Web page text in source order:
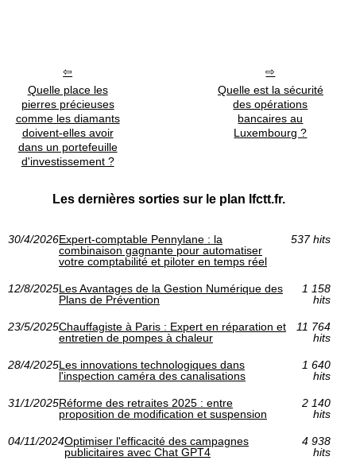
Quelle place les
pierres précieuses
comme les diamants
doivent-elles avoir
dans un portefeuille
d'investissement ?
Quelle est la sécurité
des opérations
bancaires au
Luxembourg ?
Les dernières sorties sur le plan lfctt.fr.
30/4/2026Expert-comptable Pennylane : la
combinaison gagnante pour automatiser
votre comptabilité et piloter en temps réel
537 hits
12/8/2025Les Avantages de la Gestion Numérique des
Plans de Prévention
1 158
hits
23/5/2025Chauffagiste à Paris : Expert en réparation et
entretien de pompes à chaleur
11 764
hits
28/4/2025Les innovations technologiques dans
l'inspection caméra des canalisations
1 640
hits
31/1/2025Réforme des retraites 2025 : entre
proposition de modification et suspension
2 140
hits
04/11/2024Optimiser l'efficacité des campagnes
publicitaires avec Chat GPT4
4 938
hits